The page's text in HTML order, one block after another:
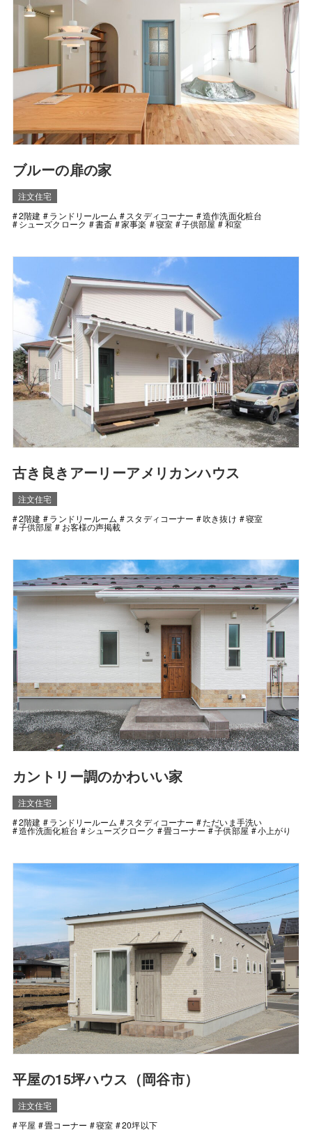
ブルーの扉の家
注文住宅
2階建
ランドリールーム スタディコーナー 造作洗面化粧台
シューズクローク 書斎 家事楽 寝室 子供部屋 和室
古き良きアーリーアメリカンハウス
注文住宅
2階建
ランドリールーム スタディコーナー 吹き抜け 寝室
子供部屋 お客様の声掲載
カントリー調のかわいい家
注文住宅
2階建
ランドリールーム スタディコーナー ただいま手洗い
造作洗面化粧台 シューズクローク 畳コーナー 子供部屋 小上がり
平屋の15坪ハウス（岡谷市）
注文住宅
平屋
畳コーナー 寝室 20坪以下